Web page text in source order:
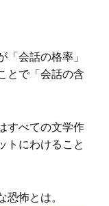
「会話の格率」
で「会話の含
すべての文学作
トにわけること
怖とは。